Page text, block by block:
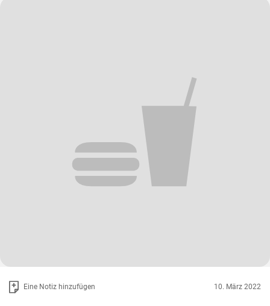
Eine Notiz hinzufügen 10. März 2022